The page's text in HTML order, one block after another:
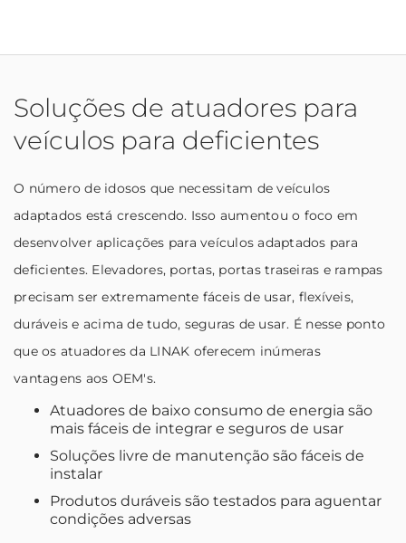
Soluções de atuadores para
veículos para deficientes
O número de idosos que necessitam de veículos
adaptados está crescendo. Isso aumentou o foco em
desenvolver aplicações para veículos adaptados para
deficientes. Elevadores, portas, portas traseiras e rampas
precisam ser extremamente fáceis de usar, flexíveis,
duráveis e acima de tudo, seguras de usar. É nesse ponto
que os atuadores da LINAK oferecem inúmeras
vantagens aos OEM's.
Atuadores de baixo consumo de energia são
mais fáceis de integrar e seguros de usar
Soluções livre de manutenção são fáceis de
instalar
Produtos duráveis são testados para aguentar
condições adversas